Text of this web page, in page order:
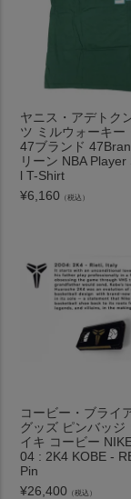
ヤニス・アデトク
ツ ミルウォーキー
47ブランド
リーン NBA
l T-Shirt
¥6,160 （税込）
コービー・ブライ
グッズ ピンバッジ
イキ コービー
04 : 2K4 KOBE -
Pin
¥26,400 （税込）